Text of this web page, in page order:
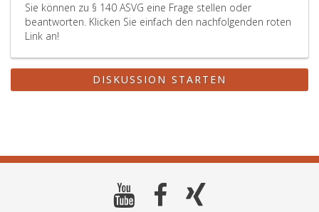
Sie können zu § 140 ASVG eine Frage stellen oder
beantworten. Klicken Sie einfach den nachfolgenden roten
Link an!
DISKUSSION STARTEN